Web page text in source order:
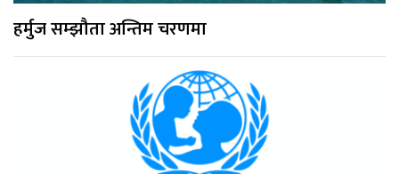
हर्मुज सम्झौता अन्तिम चरणमा